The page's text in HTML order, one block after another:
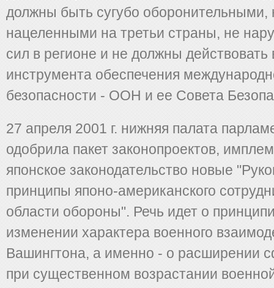
должны быть сугубо оборонительными,
нацеленными на третьи страны, не
сил в регионе и не должны действовать
инструмента обеспечения
безопасности - ООН и ее Совета
27 апреля 2001 г. нижняя палата
одобрила пакет законопроектов,
японское законодательство новые
принципы японо-американского
области обороны". Речь идет о
изменении характера военного
Вашингтона, а именно - о расширении
при существенном возрастании